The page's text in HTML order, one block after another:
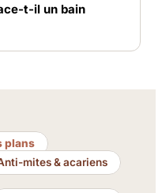
t-il un bain
plans
mites & acariens